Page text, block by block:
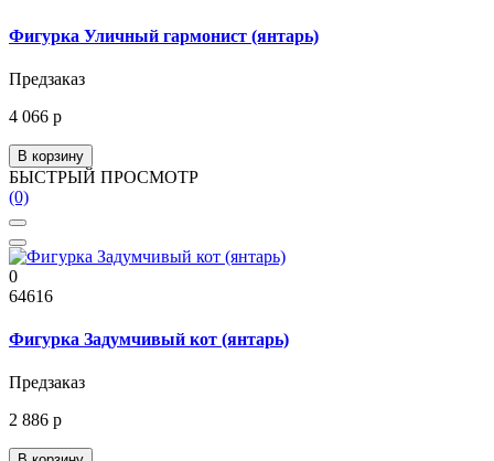
Фигурка Уличный гармонист (янтарь)
Предзаказ
4 066 р
В корзину
БЫСТРЫЙ ПРОСМОТР
(0)
0
64616
Фигурка Задумчивый кот (янтарь)
Предзаказ
2 886 р